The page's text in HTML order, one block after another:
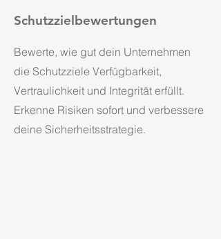
Schutzzielbewertungen
Bewerte, wie gut dein Unternehmen
die Schutzziele Verfügbarkeit,
Vertraulichkeit und Integrität erfüllt.
Erkenne Risiken sofort und verbessere
deine Sicherheitsstrategie.